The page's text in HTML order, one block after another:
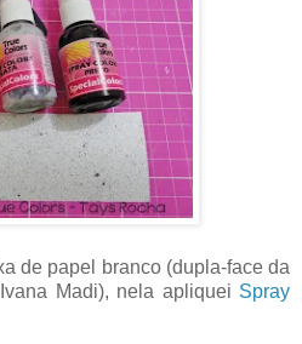
de papel branco (dupla-face da
Madi), nela apliquei Spray